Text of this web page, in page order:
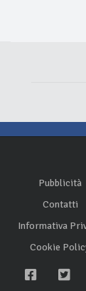
Pubblicità
Contatti
Informativa
Cookie